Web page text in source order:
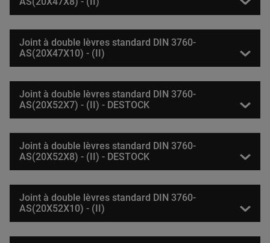
Joint à double lèvres standard DIN 3760-
AS(20X47X10) - (II)
Joint à double lèvres standard DIN 3760-
AS(20X52X7) - (II) - DESTOCK
Joint à double lèvres standard DIN 3760-
AS(20X52X8) - (II) - DESTOCK
Joint à double lèvres standard DIN 3760-
AS(20X52X10) - (II)